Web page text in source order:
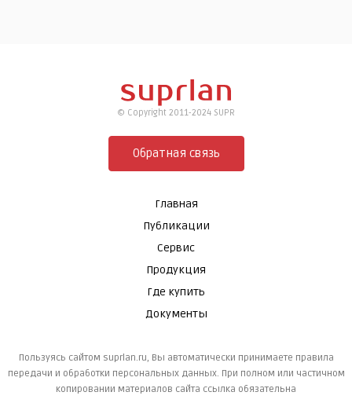
© Copyright 2011-2024 SUPR
Главная
Публикации
Сервис
Продукция
Где купить
Документы
Обратная связь
Пользуясь сайтом suprlan.ru, Вы автоматически принимаете правила
передачи и обработки персональных данных. При полном или частичном
копировании материалов сайта ссылка обязательна